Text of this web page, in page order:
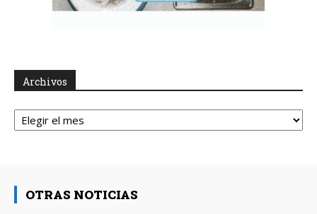
Archivos
Archivos
OTRAS NOTICIAS